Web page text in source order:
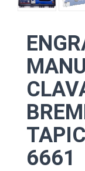
6661